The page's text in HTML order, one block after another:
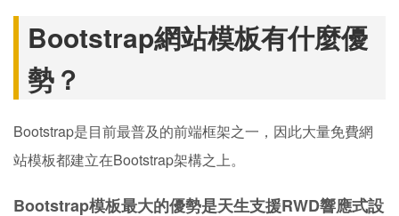
Bootstrap網站模板有什麼優
勢？
Bootstrap是目前最普及的前端框架之一，因此大量免費網
站模板都建立在Bootstrap架構之上。
Bootstrap模板最大的優勢是天生支援RWD響應式設